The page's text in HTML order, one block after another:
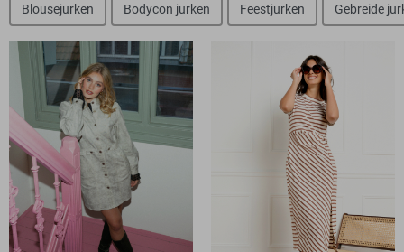
Blousejurken Bodycon jurken Feestjurken Gebreide